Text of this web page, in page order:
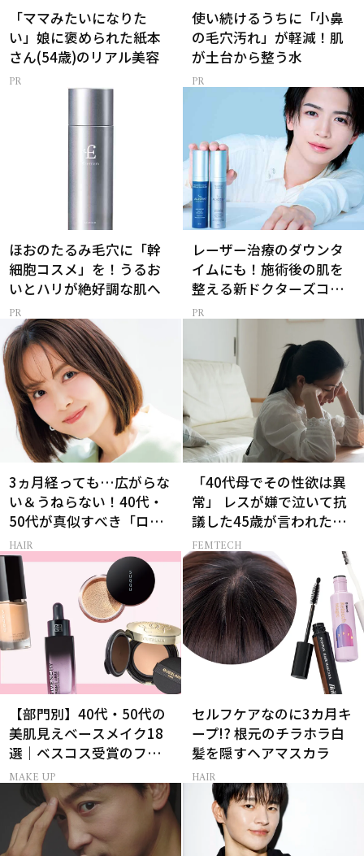
「ママみたいになりた
い」娘に褒められた紙本
さん(54歳)のリアル美容
使い続けるうちに「小鼻
の毛穴汚れ」が軽減！肌
が土台から整う水
ほおのたるみ毛穴に「幹
細胞コスメ」を！うるお
いとハリが絶好調な肌へ
レーザー治療のダウンタ
イムにも！施術後の肌を
整える新ドクターズコス
メ
3ヵ月経っても…広がらな
い＆うねらない！40代・
50代が真似すべき「ロー
レイヤーボブ」
HAIR
「40代母でその性欲は異
常」 レスが嫌で泣いて抗
議した45歳が言われた暴
言【セックスレス AND
THE CITY -女たちの告
白-】
FEMTECH
【部門別】40代・50代の
美肌見えベースメイク18
選｜ベスコス受賞のファ
ンデ・下地・パウダー
MAKE UP
セルフケアなのに3カ月キ
ープ!? 根元のチラホラ白
髪を隠すヘアマスカラ
HAIR